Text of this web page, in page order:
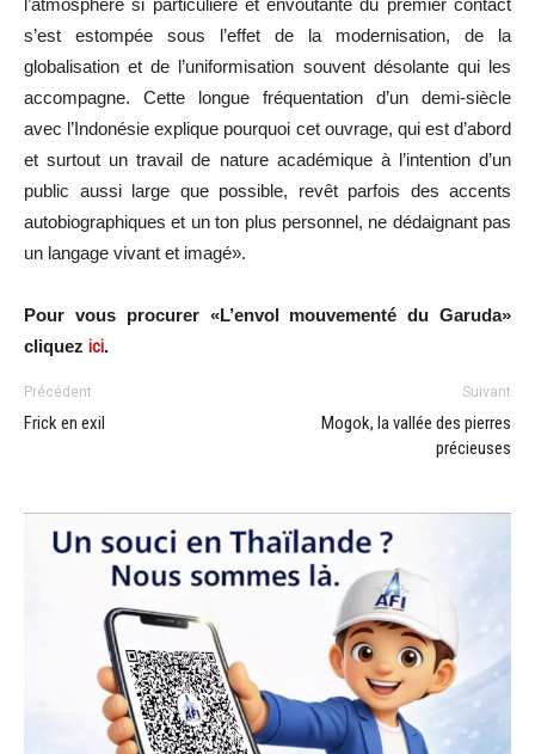
l’atmosphère si particulière et envoûtante du premier contact
s’est estompée sous l’effet de la modernisation, de la
globalisation et de l’uniformisation souvent désolante qui les
accompagne. Cette longue fréquentation d’un demi-siècle
avec l’Indonésie explique pourquoi cet ouvrage, qui est d’abord
et surtout un travail de nature académique à l’intention d’un
public aussi large que possible, revêt parfois des accents
autobiographiques et un ton plus personnel, ne dédaignant pas
un langage vivant et imagé».
Pour vous procurer «L’envol mouvementé du Garuda»
cliquez ici.
Précédent
Frick en exil
Suivant
Mogok, la vallée des pierres
précieuses